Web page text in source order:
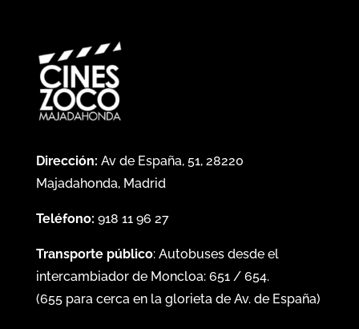
Dirección: Av de España, 51, 28220
Majadahonda, Madrid
Teléfono: 918 11 96 27
Transporte público: Autobuses desde el
intercambiador de Moncloa: 651/ 654.
(655para cerca en la glorieta de Av. de España)